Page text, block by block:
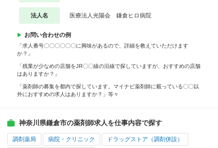
法人名 医療法人光陽会 鎌倉ヒロ病院
お問い合わせの例
「求人番号〇〇〇〇〇〇に興味があるので、詳細を教えていただけます
か？」
「残業が少なめの店舗をJR〇〇線の沿線で探していますが、おすすめの店舗
はありますか？」
「薬剤師の募集を都内で探しています。マイナビ薬剤師に載っている〇〇以
外におすすめの求人はありますか？」等々
神奈川県鎌倉市の薬剤師求人を仕事内容で探す
調剤薬局 病院・クリニック ドラッグストア（調剤併設）